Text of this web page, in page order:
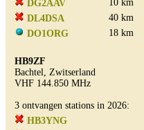
DG2AAV 10 km
DL4DSA
40 km
DO1ORG
18 km
HB9ZF
Bachtel, Zwitserland
VHF 144.850 MHz
3 ontvangen stations in 2026:
HB3YNG